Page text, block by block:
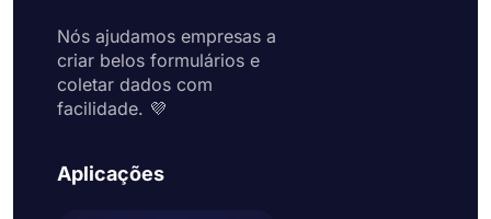
Nós ajudamos empresas a
criar belos formulários e
coletar dados com
facilidade. 💜
Aplicações